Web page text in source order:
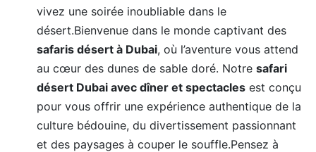
vivez une soirée inoubliable dans le
désert.Bienvenue dans le monde captivant des
safaris désert à Dubai, où l’aventure vous attend
au cœur des dunes de sable doré. Notre safari
désert Dubai avec dîner et spectaclesest conçu
pour vous offrir une expérience authentique de la
culture bédouine, du divertissement passionnant
et des paysages à couper le souffle.Pensez à